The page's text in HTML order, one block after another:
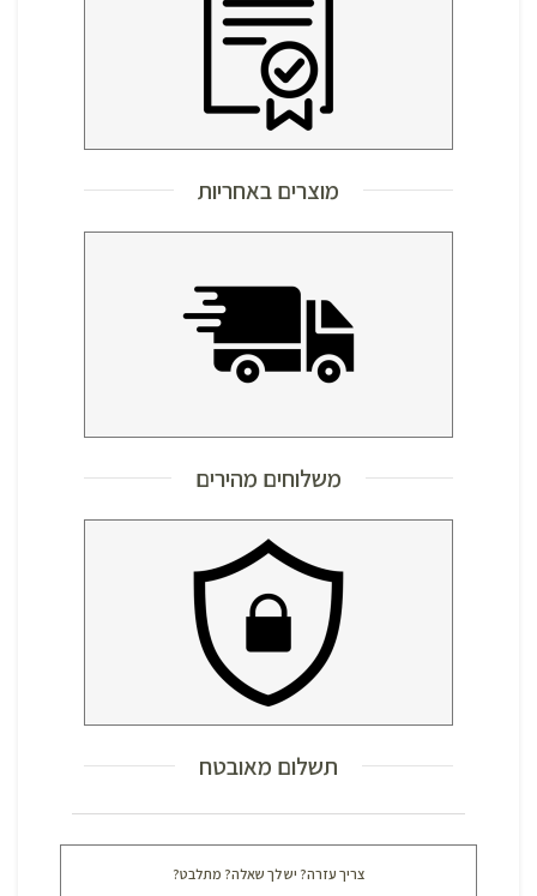
מוצרים באחריות
משלוחים מהירים
תשלום מאובטח
צריך עזרה? יש לך שאלה? מתלבט?